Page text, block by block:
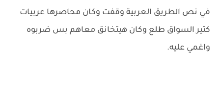
في نص الطريق العربية وقفت وكان محاصرها عربيات
كتير السواق طلع وكان هيتخانق معاهم بس ضربوه
واغمي عليه.